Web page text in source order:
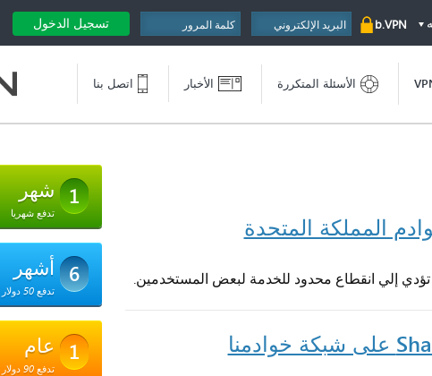
b.VPN تسجيل الدخول
الأسئلة المتكررة الأخبار اتصل بنا
1 شهر
تدفع شهريا
6 أشهر
تدفع 50 دولار كل 6 أشهر
1 عام
تدفع 90 دولار سنويا